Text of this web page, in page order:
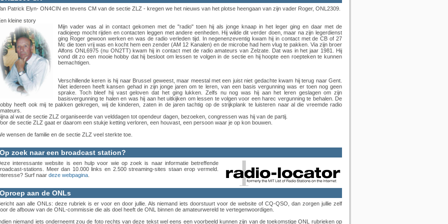
Patrick Elyn- ON4CIN en tevens CM van de sectie ZLZ - kregen we het nieuws van het plotse heengaan van zijn vader Roger, ONL2309.
kleine story
Mijn vader was al in contact gekomen met de "radio" toen hij als jonge knaap in het leger ging en daar met de
radiojeep mocht rijden en contacten leggen met andere eenheden. Hij wilde dit verder doen, maar na zijn legerdienst
ging Roger gewoon werken en was de radio verleden tijd. In negenenzeventig kwam hij in contact met de CB of 27
Mc die toen vrij was en kocht hem een zender (AM 12 Kanalen) en de microbe had hem vlug te pakken. Via zijn broer
Alfons ONL6975 (nu ON2TT) kwam hij in contact met de radio amateurs van Zelzate. Dat was in het jaar 1981. Hij
vond dit zo een mooie hobby dat hij besloot om lessen te volgen in de sectie en hij hoopte een roepteken te kunnen
bemachtigen.
Verschillende keren is hij naar Brussel geweest, maar meestal met een juist niet gedachte kwam hij terug naar Gent.
Niet iedereen heeft kansen gehad in zijn jonge jaren om te leren, van een basis vergunning was er toen nog geen
sprake. Toch bleef hij vast geloven dat het ging lukken. Zelfs nu nog was hij aan het leren geslagen om zijn
basisvergunning te halen en was hij aan het uitkijken om lessen te volgen voor een harec vergunning te behalen. De
heeft ook mij te pakken gekregen, wij de kinderen, zaten in de jaren tachtig op de strijkplank te luisteren naar al die vreemde radio
al wat de sectie ZLZ organiseerde van velddagen tot opendeur dagen, bezoeken, congressen was hij van de partij.
de sectie ZLZ gaat er daarom een stukje ketting verloren, een houvast, een persoon waar je op kon bouwen.
wensen de familie en de sectie ZLZ veel sterkte toe.
Op zoek naar een broadcast station?
interessante website is een hulp voor wie op zoek is naar informatie betreffende
stations. Meer dan 10.000 links en 2.500 streaming-sites staan erop vermeld.
Surf naar deze webpagina
Oproep aan de ONLs
aan alle ONLs: deze rubriek is er voor en door jullie. Als niemand iets doorstuurt voor de website of CQ-QSO, dan zorgen jullie zelf
de afbouw van de ONL-commissie die als doel heeft de ONL binnen de amateurwereld te vertegenwoordigen.
niemand iets onderneemt zou de foto rechts van deze tekst wel eens een voorbeeld kunnen zijn van de toekomstige ONL rubrieken op